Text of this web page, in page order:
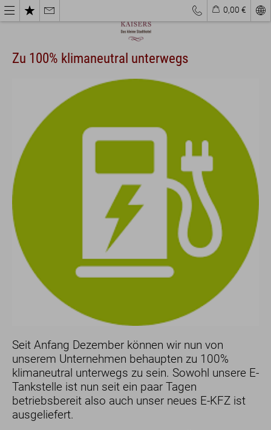
0,00 €
Bewertungen
Nachhaltigkeit
Geschenk-Gutscheine
Zu 100% klimaneutral unterwegs
Seit Anfang Dezember können wir nun von
unserem Unternehmen behaupten zu 100%
klimaneutral unterwegs zu sein. Sowohl unsere E-
Tankstelle ist nun seit ein paar Tagen
betriebsbereit also auch unser neues E-KFZ ist
ausgeliefert.